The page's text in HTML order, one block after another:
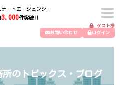
ートエージェンシー
3,000件突破!!
ゲスト様
お問い合わせ
ログイン
のトピックス・ブログ